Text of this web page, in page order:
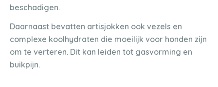
beschadigen.
Daarnaast bevatten artisjokken ook vezels en
complexe koolhydraten die moeilijk voor honden zijn
om te verteren. Dit kan leiden tot gasvorming en
buikpijn.